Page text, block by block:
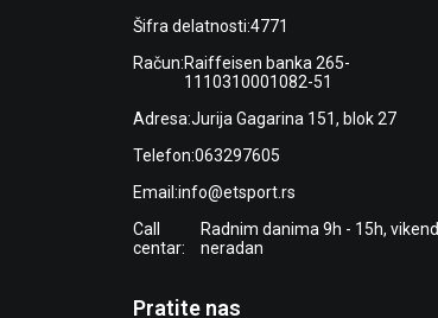
Šifra delatnosti:4771
Račun:Raiffeisen banka 265-
1110310001082-51
Adresa:Jurija Gagarina 151, blok 27
Telefon:063297605
Email:info@etsport.rs
Call
centar:
Radnim danima 9h - 15h, vikend
neradan
Pratite nas